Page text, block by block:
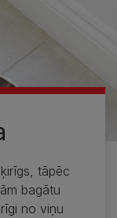
tāpēc
bagātu
no viņu